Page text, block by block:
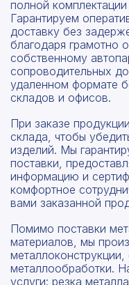
полной
Гарантируем
доставку без
благодаря грамотно
собственному
сопроводительных
удаленном формате
складов и офисов.
При заказе
склада, чтобы
изделий. Мы
поставки,
информацию и
комфортное
вами заказанной
Помимо поставки
материалов, мы
металлообработки.
услуги: резка